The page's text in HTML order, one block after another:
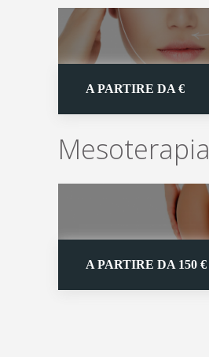
A PARTIRE DA €
Mesoterapia
A PARTIRE DA 150 €